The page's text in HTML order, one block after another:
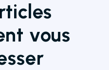
vous